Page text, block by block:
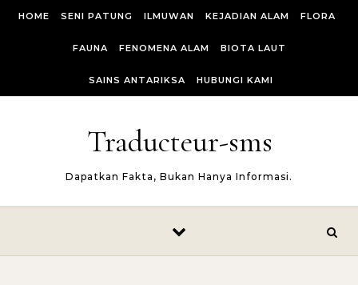
HOME SENI PATUNG ILMUWAN KEJADIAN ALAM FLORA
FAUNA FENOMENA ALAM BIOTA LAUT
SAINS ANTARIKSA HUBUNGI KAMI
Traducteur-sms
Dapatkan Fakta, Bukan Hanya Informasi.